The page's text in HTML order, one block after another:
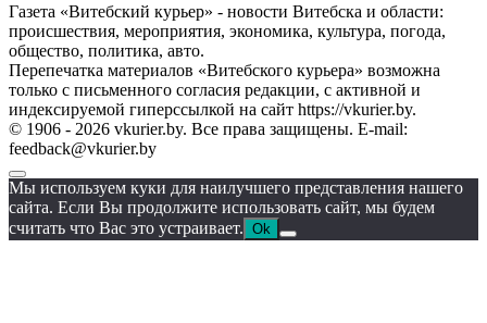
Газета «Витебский курьер» - новости Витебска и области:
происшествия, мероприятия, экономика, культура, погода,
общество, политика, авто.
Перепечатка материалов «Витебского курьера» возможна
только с письменного согласия редакции, с активной и
индексируемой гиперссылкой на сайт https://vkurier.by.
© 1906 - 2026 vkurier.by. Все права защищены. E-mail:
feedback@vkurier.by
Мы используем куки для наилучшего представления нашего
сайта. Если Вы продолжите использовать сайт, мы будем
считать что Вас это устраивает. Ok